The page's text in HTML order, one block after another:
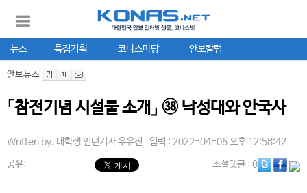
뉴스 특집기획 코나스마당 안보칼럼
안보뉴스
「참전기념 시설물 소개」 ㊳ 낙성대와 안국사
Written by. 대학생 인턴기자 우유진 입력 : 2022-04-06 오후 12:58:42
공유: 소셜댓글: 0